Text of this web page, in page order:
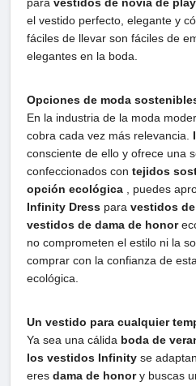
para vestidos de novia de
el vestido perfecto, elegante y
fáciles de llevar son fáciles de
elegantes en la boda.
Opciones de moda
En la industria de la moda
cobra cada vez más relevancia.
consciente de ello y ofrece una
confeccionados con tejidos
opción ecológica , puedes
Infinity Dress para vestidos
vestidos de dama de honor
no comprometen el estilo ni la
comprar con la confianza de
ecológica.
Un vestido para cualquier
Ya sea una cálida boda de
los vestidos Infinity se
eres dama de honory buscas